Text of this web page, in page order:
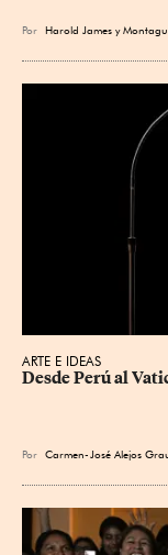
Por Harold James y Montagu
ARTE E IDEAS
Desde Perú al
Por Carmen-José Alejos